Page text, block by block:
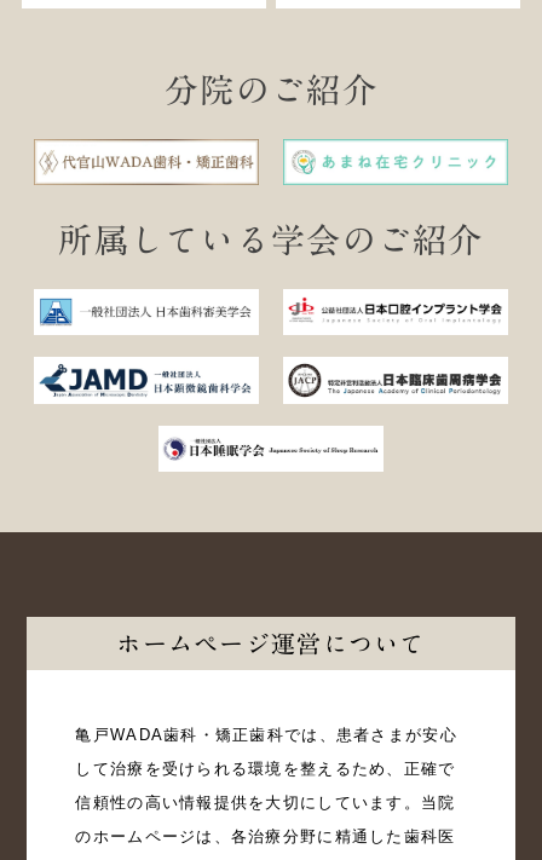
分院のご紹介
所属している学会のご紹介
ホームページ運営について
亀戸WADA歯科・矯正歯科では、患者さまが安心
して治療を受けられる環境を整えるため、正確で
信頼性の高い情報提供を大切にしています。当院
のホームページは、各治療分野に精通した歯科医